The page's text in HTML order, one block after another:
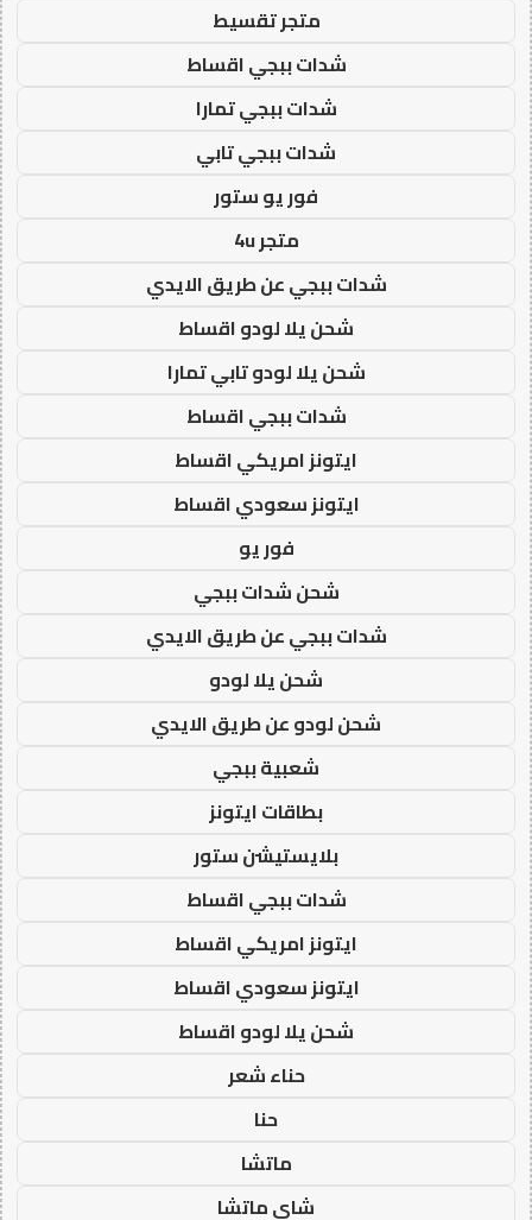
متجر تقسيط
شدات ببجي اقساط
شدات ببجي تمارا
شدات ببجي تابي
فور يو ستور
متجر 4u
شدات ببجي عن طريق الايدي
شحن يلا لودو اقساط
شحن يلا لودو تابي تمارا
شدات ببجي اقساط
ايتونز امريكي اقساط
ايتونز سعودي اقساط
فور يو
شحن شدات ببجي
شدات ببجي عن طريق الايدي
شحن يلا لودو
شحن لودو عن طريق الايدي
شعبية ببجي
بطاقات ايتونز
بلايستيشن ستور
شدات ببجي اقساط
ايتونز امريكي اقساط
ايتونز سعودي اقساط
شحن يلا لودو اقساط
حناء شعر
حنا
ماتشا
شاي ماتشا